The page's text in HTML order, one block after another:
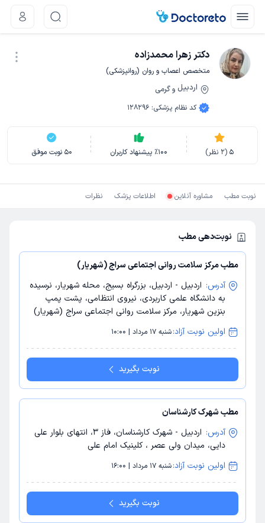
دکتر زهرا محمدزاده
متخصص اعصاب و روان (روانپزشکی)
اردبیل وگرمی
کد نظام پزشکی:
128296
5
(
2 نظر) ٪100 پیشنهاد کاربران 50 نوبت موفق
نوبت مطب مشاوره آنلاین اطلاعات پزشک نظرات
نوبت‌دهی مطب
مطب مرکز سلامت روانی اجتماعی سراج (شهریار)
آدرس: اردبیل - اردبیل، بزرگراه بسیج، محله شهریار، نرسیده
به دانشگاه علمی کاربردی، نیروی انتظامی، پشت پمپ
بنزین شهریار، مرکز سلامت روانی اجتماعی سراج (شهریار)
اولین نوبت آزاد:شنبه 17 مرداد | 10:00
نوبت بگیرید
مطب شهرک کارشناسان
آدرس:
اردبیل - شهرک کارشناسان، فاز 3، انتهای بلوار علی
دایی، میدان ولی عصر ، کلینیک امام علی
اولین نوبت آزاد:شنبه 17 مرداد | 16:00
نوبت بگیرید